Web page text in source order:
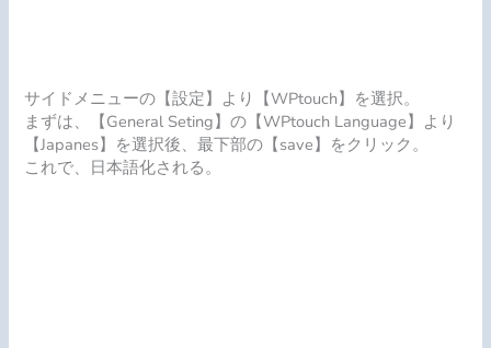
サイドメニューの【設定】より【WPtouch】を選択。
まずは、【General Seting】の【WPtouch Language】より
【Japanes】を選択後、最下部の【save】をクリック。
これで、日本語化される。